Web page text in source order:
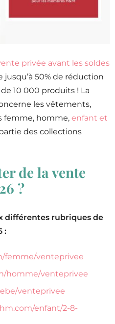
privée avant les soldes
jusqu’à 50% de réduction
10 000 produits ! La
les vêtements,
femme, homme, enfant et
des collections
de la vente
?
différentes rubriques de
:
femme/venteprivee
homme/venteprivee
venteprivee
enfant/2-8-